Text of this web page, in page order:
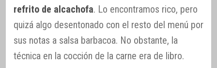
refrito de alcachofa. Lo encontramos rico, pero
quizá algo desentonado con el resto del menú por
sus notas a salsa barbacoa. No obstante, la
técnica en la cocción de la carne era de libro.